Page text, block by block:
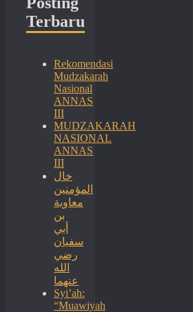
Terbaru
Rekomendasi
Mudzakarah
Nasional
ANNAS
III
MUDZAKARAH
NASIONAL
ANNAS
III
خال
المؤمنين
معاوية
بن
أبي
سفيان
رضي
الله
عنهما
Syi’ah:
“Muawiyah